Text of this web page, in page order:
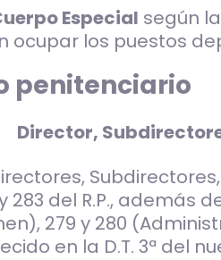
Especial según
ocupar los puestos
penitenciario
Director,
283 del R.P.,
279 y 280
en la D.T. 3ª del